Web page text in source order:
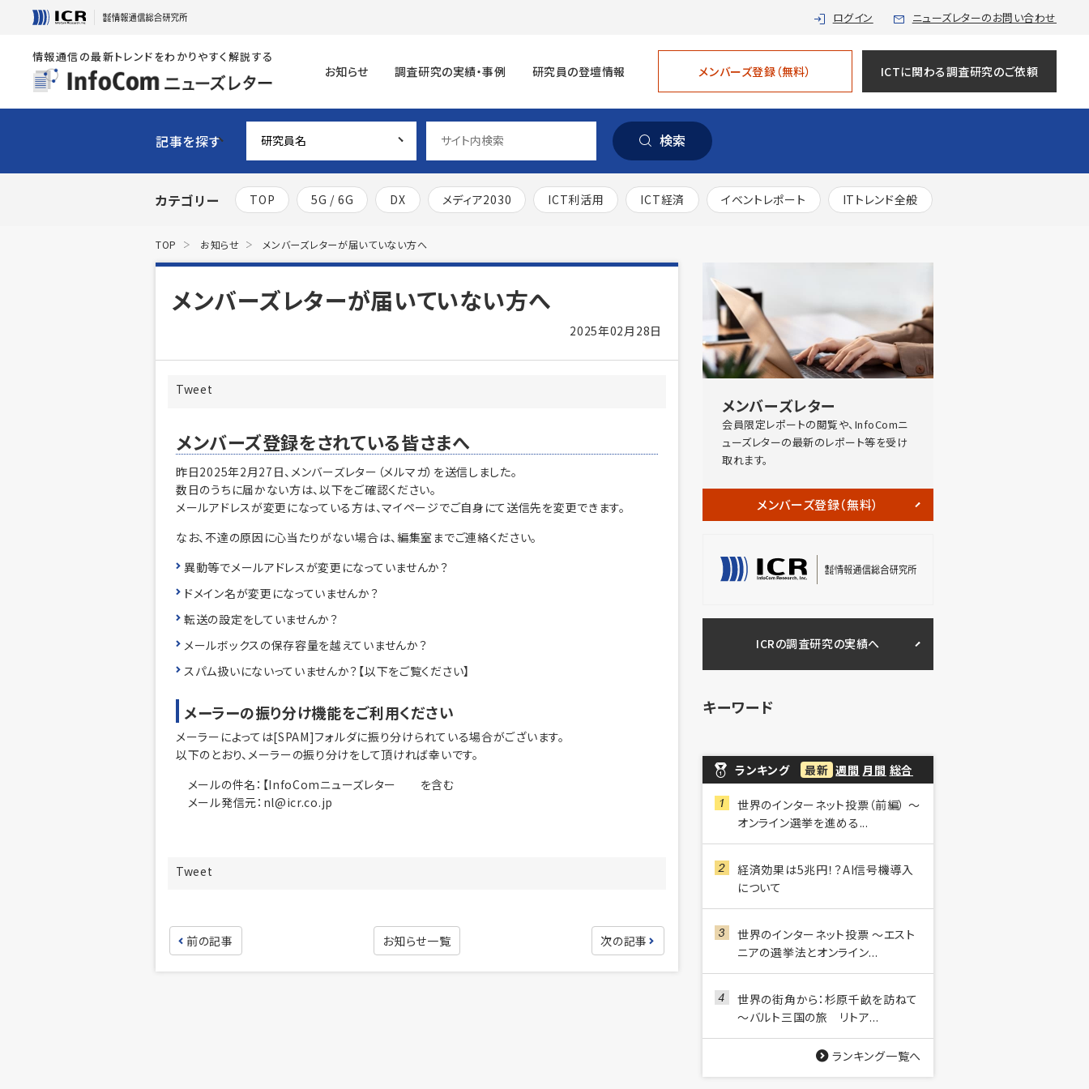
ログイン ニューズレターのお問い合わせ
情報通信の最新トレンドをわかりやすく解説する
お知らせ 調査研究の実績・事例 研究員の登壇情報 メンバーズ登録（無料） ICTに関わる調査研究のご依頼
記事を探す 検索
カテゴリー TOP 5G / 6G DX メディア2030 ICT利活用 ICT経済 イベントレポート ITトレンド全般
TOP お知らせ メンバーズレターが届いていない方へ
メンバーズレターが届いていない方へ
2025年02月28日
Tweet
メンバーズ登録をされている皆さまへ
昨日2025年2月27日、メンバーズレター（メルマガ）を送信しました。
数日のうちに届かない方は、以下をご確認ください。
メールアドレスが変更になっている方は、マイページでご自身にて送信先を変更できます。
なお、不達の原因に心当たりがない場合は、編集室までご連絡ください。
異動等でメールアドレスが変更になっていませんか？
ドメイン名が変更になっていませんか？
転送の設定をしていませんか？
メールボックスの保存容量を越えていませんか？
スパム扱いにないっていませんか？【以下をご覧ください】
メーラーの振り分け機能をご利用ください
メーラーによっては[SPAM]フォルダに振り分けられている場合がございます。
以下のとおり、メーラーの振り分けをして頂ければ幸いです。
メールの件名：【InfoComニューズレター を含む
メール発信元：nl@icr.co.jp
Tweet
前の記事 お知らせ一覧 次の記事
メンバーズレター
会員限定レポートの閲覧や、InfoComニ
ューズレターの最新のレポート等を受け
取れます。
メンバーズ登録（無料）
ICRの調査研究の実績へ
キーワード
ランキング 最新 週間 月間 総合
世界のインターネット投票（前編） ～
オンライン選挙を進める...
経済効果は5兆円！？AI信号機導入
について
世界のインターネット投票 ～エスト
ニアの選挙法とオンライン...
世界の街角から：杉原千畝を訪ねて
～バルト三国の旅 リトア...
ランキング一覧へ